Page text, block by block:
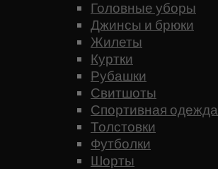
Головные уборы
Джинсы и брюки
Жилеты
Куртки
Рубашки
Свитшоты
Спортивная одежда
Толстовки
Футболки
Шорты